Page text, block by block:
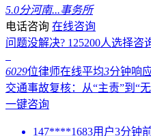
5.0分河南...事务所
电话咨询 在线咨询
问题没解决? 125200人选择咨
6029位律师在线平均3分钟响
交通事故复核：从“主责”到“
一键咨询
147****1683用户3分钟